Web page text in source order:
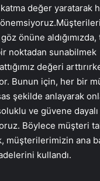
değer yaratarak
önüne aldığımızda,
noktadan sunabilmek
değeri
Bunun için, her bir
şekilde anlayarak
ve güvene
Böylece müşteri
müşterilerimizin ana
kullandı.